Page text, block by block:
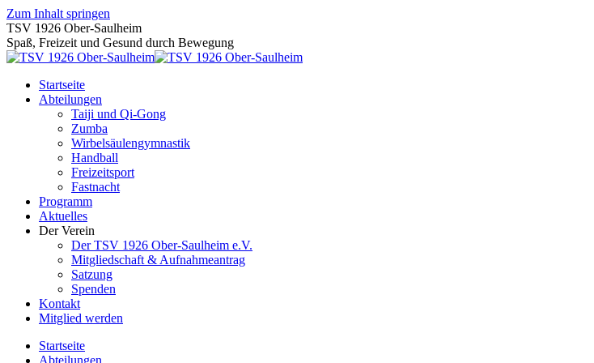
Zum Inhalt springen
TSV 1926 Ober-Saulheim
Spaß, Freizeit und Gesund durch Bewegung
Startseite
Abteilungen
Taiji und Qi-Gong
Zumba
Wirbelsäulengymnastik
Handball
Freizeitsport
Fastnacht
Programm
Aktuelles
Der Verein
Der TSV 1926 Ober-Saulheim e.V.
Mitgliedschaft & Aufnahmeantrag
Satzung
Spenden
Kontakt
Mitglied werden
Startseite
Abteilungen